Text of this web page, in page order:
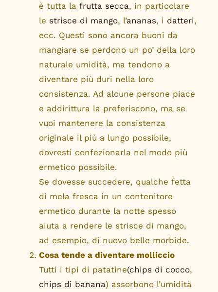
è tutta la frutta secca, in particolare
le strisce di mango, l’ananas, i datteri,
ecc. Questi sono ancora buoni da
mangiare se perdono un po’ della loro
naturale umidità, ma tendono a
diventare più duri nella loro
consistenza. Ad alcune persone piace
e addirittura la preferiscono, ma se
vuoi mantenere la consistenza
originale il più a lungo possibile,
dovresti confezionarla nel modo più
ermetico possibile.
Se dovesse succedere, qualche fetta
di mela fresca in un contenitore
ermetico durante la notte spesso
aiuta a rendere le strisce di mango,
ad esempio, di nuovo belle morbide.
Cosa tende a diventare molliccio
Tutti i tipi di patatine(chips di cocco,
chips di banana) assorbono l’umidità